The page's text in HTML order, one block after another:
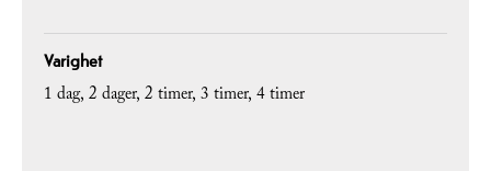
Varighet
1 dag 2 dager 2 timer 3 timer 4 timer